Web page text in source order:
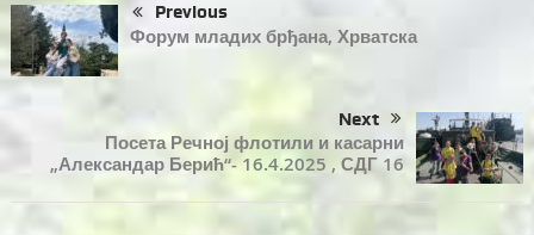
Previous
Форум младих брђана, Хрватска
Next
Посета Речној флотили и касарни
„Александар Берић“- 16.4.2025 , СДГ 16